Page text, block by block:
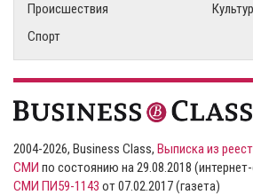
Происшествия
Спорт
2004-2026, Business Class, Выписка из
СМИ по состоянию на 29.08.2018
СМИ ПИ59-1143 от 07.02.2017 (газета)